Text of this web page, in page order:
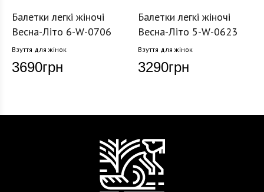
Балетки легкі жіночі
Весна-Літо 6-W-0706
Взуття для жінок
3690грн
Балетки легкі жіночі
Весна-Літо 5-W-0623
Взуття для жінок
3290грн